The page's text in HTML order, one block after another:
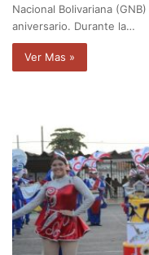
Nacional Bolivariana
aniversario. Durante la…
Ver Mas »